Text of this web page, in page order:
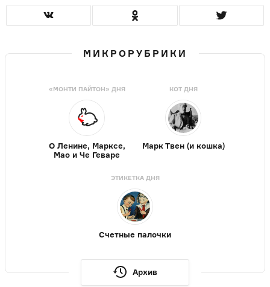
МИКРОРУБРИКИ
«МОНТИ ПАЙТОН» ДНЯ
О Ленине, Марксе,
Мао и Че Геваре
КОТ ДНЯ
Марк Твен (и кошка)
ЭТИКЕТКА ДНЯ
Счетные палочки
Архив